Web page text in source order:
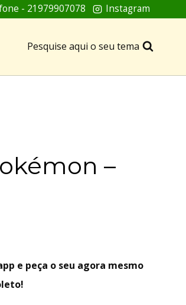
- 21979907078 Instagram
Pesquise aqui o seu tema
–
e peça o seu agora mesmo